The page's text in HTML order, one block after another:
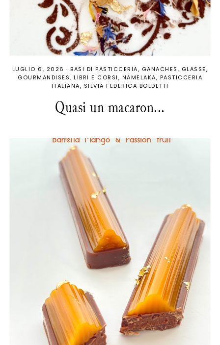
LUGLIO 6, 2026 · BASI DI PASTICCERIA GANACHES
GLASSE
GOURMANDISES
LIBRI E CORSI NAMELAKA
PASTICCERIA
ITALIANA
SILVIA FEDERICA BOLDETTI
Quasi un macaron...